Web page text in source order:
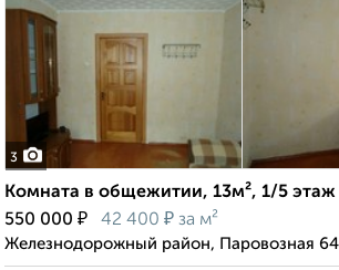
3
Комната в общежитии, 13м², 1/5 этаж
550 000 ₽ 42 400 ₽ за м²
Железнодорожный район, Паровозная 64